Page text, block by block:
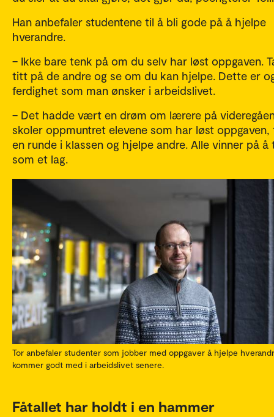
Han anbefaler studentene til å bli gode på å hjelpe
hverandre.
– Ikke bare tenk på om du selv har løst oppgaven.
titt på de andre og se om du kan hjelpe. Dette er
ferdighet som man ønsker i arbeidslivet.
– Det hadde vært en drøm om lærere på
skoler oppmuntret elevene som har løst oppgaven,
en runde i klassen og hjelpe andre. Alle vinner på å
som et lag.
Tor anbefaler studenter som jobber med oppgaver å hjelpe
kommer godt med i arbeidslivet senere.
Fåtallet har holdt i en hammer